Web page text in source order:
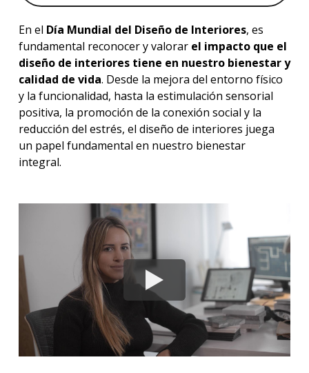
En el Día Mundial del Diseño de Interiores, es
fundamental reconocer y valorar el impacto que el
diseño de interiores tiene en nuestro bienestar y
calidad de vida. Desde la mejora del entorno físico
y la funcionalidad, hasta la estimulación sensorial
positiva, la promoción de la conexión social y la
reducción del estrés, el diseño de interiores juega
un papel fundamental en nuestro bienestar
integral.